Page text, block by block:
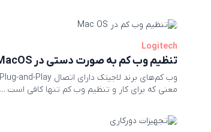
Logitech
تنظیم وب کم به صورت دستی در MacOS
معنی که برای کار و تنظیم وب کم تنها کافی است ...